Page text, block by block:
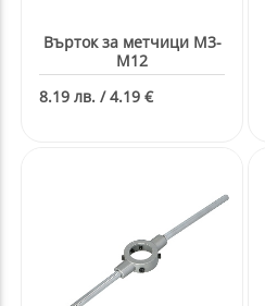
Върток за метчици М3-
М12
8.19 лв. / 4.19 €